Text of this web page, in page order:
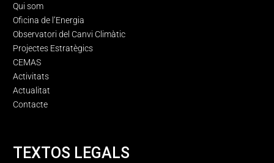
Qui som
Oficina de l’Energia
Observatori del Canvi Climàtic
Projectes Estratègics
CEMAS
Activitats
Actualitat
Contacte
TEXTOS LEGALS